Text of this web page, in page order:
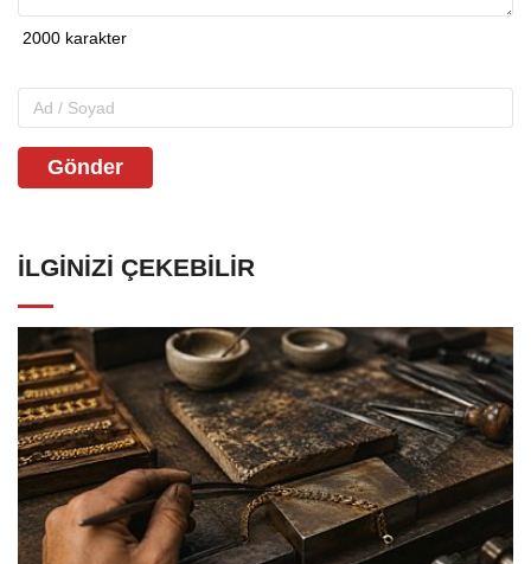
Gönder
İLGINIZI ÇEKEBILIR